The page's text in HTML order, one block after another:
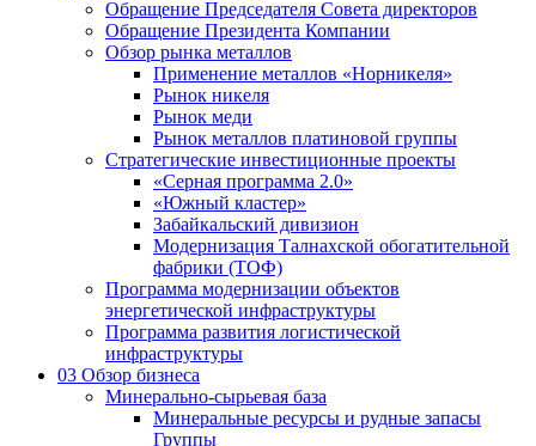
Обращение Председателя Совета директоров
Обращение Президента Компании
Обзор рынка металлов
Применение металлов «Норникеля»
Рынок никеля
Рынок меди
Рынок металлов платиновой группы
Стратегические инвестиционные проекты
«Серная программа 2.0»
«Южный кластер»
Забайкальский дивизион
Модернизация Талнахской обогатительной
фабрики (ТОФ)
Программа модернизации объектов
энергетической инфраструктуры
Программа развития логистической
инфраструктуры
03 Обзор бизнеса
Минерально-сырьевая база
Минеральные ресурсы и рудные запасы
Группы